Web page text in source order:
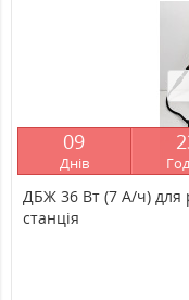
09
Днів
2
ДБЖ 36 Вт (7 А/ч) для
станція